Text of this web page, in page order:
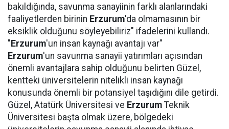
bakıldığında, savunma sanayiinin farklı alanlarındaki
faaliyetlerden birinin Erzurum'da olmamasının bir
eksiklik olduğunu söyleyebiliriz" ifadelerini kullandı.
"Erzurum'un insan kaynağı avantajı var"
Erzurum'un savunma sanayii yatırımları açısından
önemli avantajlara sahip olduğunu belirten Güzel,
kentteki üniversitelerin nitelikli insan kaynağı
konusunda önemli bir potansiyel taşıdığını dile getirdi.
Güzel, Atatürk Üniversitesi ve Erzurum Teknik
Üniversitesi başta olmak üzere, bölgedeki